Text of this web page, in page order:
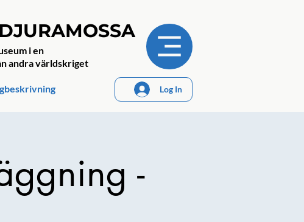
i en
andra världskriget
Log In
-